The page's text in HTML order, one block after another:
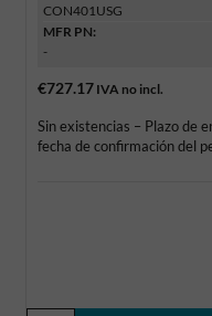
CON401USG
MFR PN:
-
€727.17IVA no incl.
Sin existencias – Plazo de
fecha de confirmación del